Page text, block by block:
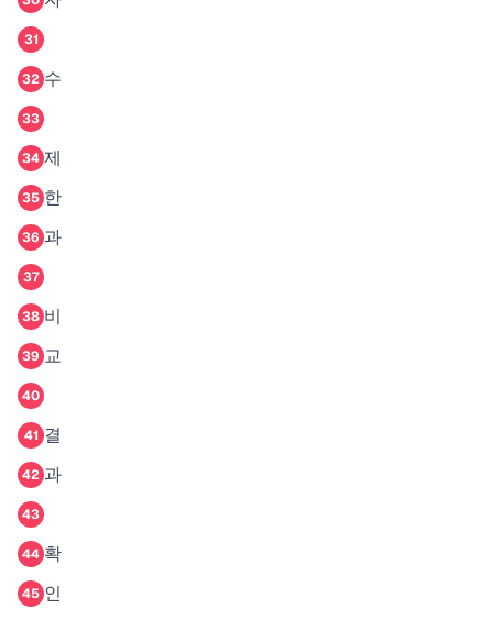
31
32 수
33
34 제
35 한
36 과
37
38 비
39 교
40
41 결
42 과
43
44 확
45 인